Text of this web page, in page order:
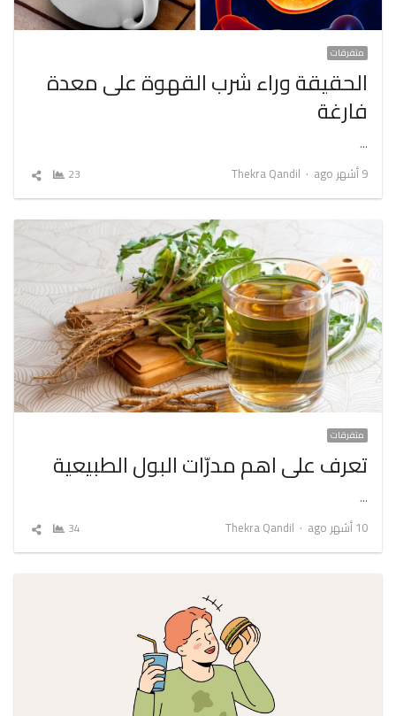
متفرقات
الحقيقة وراء شرب القهوة على معدة
فارغة
…
9 أشهر ago
Author
Thekra Qandil
23
شارك
متفرقات
تعرف على اهم مدرّات البول الطبيعية
…
10 أشهر ago
Author
Thekra Qandil
34
شارك